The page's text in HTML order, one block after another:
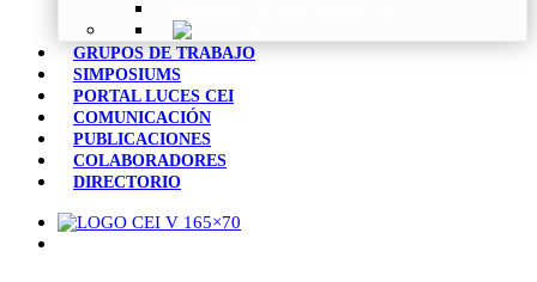
GRUPOS DE TRABAJO
SIMPOSIUMS
PORTAL LUCES CEI
COMUNICACIÓN
PUBLICACIONES
COLABORADORES
DIRECTORIO